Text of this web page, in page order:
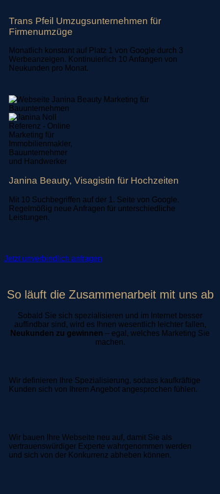
Trans Pfeil Umzugsunternehmen für
Firmenumzüge
Monatlich konstant auf Platz 1 von Google durch 3
Werbeanzeigen. Kontinuierlich 10 Anfangen von
Neukunden pro Monat.
Janina Beauty, Visagistin für Hochzeiten
Mit 10 Suchbegriffen auf der 1. Seite von Google.
Regelmößig neue Anfragen für unterschiedliche
Leistungen.
Jetzt unverbindlich anfragen
So läuft die Zusammenarbeit mit uns ab
Sobald Sie sich spezialisieren und im Internet besser
auffindbar sind, wird es Ihnen wesentlich leichterfallen,
Neukunden zu gewinnen – egal, welches Marketing Sie
machen.
Wir definieren Ihre Spezialisierung, sodass kaufkräftige
Kunden sich von Ihrem Angebot angesprochen fühlen.
Wir bauen Ihre Webseite neu auf, damit Sie als
vertrauenswürdiger Experte wahrgenommen werden
und sich von der Konkurrenz abheben können.